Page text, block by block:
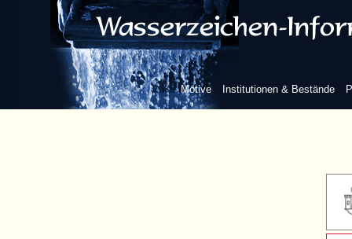
Motive Institutionen & Bestände
ohne